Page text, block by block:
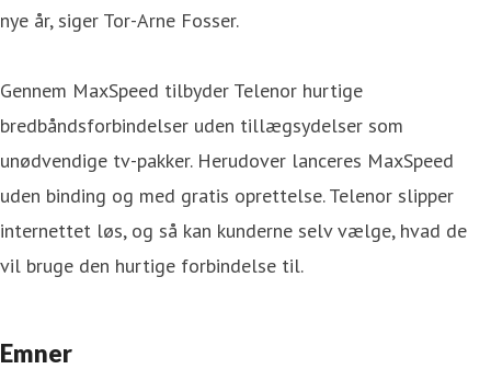
nye år, siger Tor-Arne Fosser.
Gennem MaxSpeed tilbyder Telenor hurtige
bredbåndsforbindelser uden tillægsydelser som
unødvendige tv-pakker. Herudover lanceres MaxSpeed
uden binding og med gratis oprettelse. Telenor slipper
internettet løs, og så kan kunderne selv vælge, hvad de
vil bruge den hurtige forbindelse til.
Emner